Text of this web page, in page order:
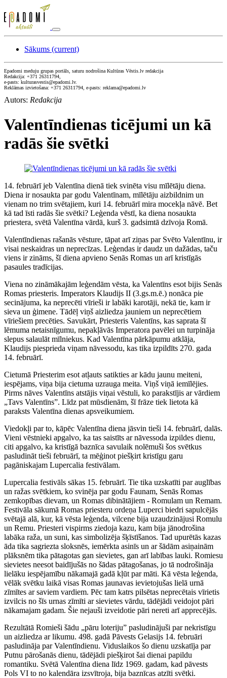
Sākums (current)
Epadomi meduju grupas portāls, saturu nodrošina Kultūras Vēstis.lv redakcija
Redakcija: +371 26311794,
e-pasts: kulturasvestis@epadomi.lv.
Reklāmas izvietošana: +371 26311794, e-pasts: reklama@epadomi.lv
Autors: Redakcija
Valentīndienas ticējumi un kā
radās šie svētki
14. februārī jeb Valentīna dienā tiek svinēta visu mīlētāju diena.
Diena ir nosaukta par godu Valentīnam, mīlētāju aizbildnim un
vienam no trim svētajiem, kuri 14. februārī mira mocekļa nāvē. Bet
kā tad īsti radās šie svētki? Leģenda vēstī, ka diena nosaukta
priestera, svētā Valentīna vārdā, kurš 3. gadsimtā dzīvoja Romā.
Valentīndienas rašanās vēsture, tāpat arī ziņas par Svēto Valentīnu, ir
visai neskaidras un neprecīzas. Leģendas ir daudz un dažādas, taču
viens ir zināms, šī diena apvieno Senās Romas un arī kristīgās
pasaules tradīcijas.
Viena no zināmākajām leģendām vēsta, ka Valentīns esot bijis Senās
Romas priesteris. Imperators Klaudijs II (3.gs.m.ē.) nonāca pie
secinājuma, ka neprecēti vīrieši ir labāki karotāji, nekā tie, kam ir
sieva un ģimene. Tādēļ viņš aizliedza jauniem un neprecētiem
vīriešiem precēties. Savukārt, Priesteris Valentīns, kas saprata šī
lēmuma netaisnīgumu, nepakļāvās Imperatora pavēlei un turpināja
slepus salaulāt mīlniekus. Kad Valentīna pārkāpumu atklāja,
Klaudijs piesprieda viņam nāvessodu, kas tika izpildīts 270. gada
14. februārī.
Cietumā Priesterim esot atļauts satikties ar kādu jaunu meiteni,
iespējams, viņa bija cietuma uzrauga meita. Viņš viņā iemīlējies.
Pirms nāves Valentīns atstājis viņai vēstuli, ko parakstījis ar vārdiem
„Tavs Valentīns”. Līdz pat mūsdienām, šī frāze tiek lietota kā
paraksts Valentīna dienas apsveikumiem.
Viedokļi par to, kāpēc Valentīna diena jāsvin tieši 14. februārī, dalās.
Vieni vēstnieki apgalvo, ka tas saistīts ar nāvessoda izpildes dienu,
citi apgalvo, ka kristīgā baznīca savulaik nolēmuši šos svētkus
pasludināt tieši februārī, ta mēģinot piešķirt kristīgu garu
pagāniskajam Lupercalia festivālam.
Lupercalia festivāls sākas 15. februārī. Tie tika uzskatīti par auglības
un ražas svētkiem, ko svinēja par godu Faunam, Senās Romas
zemkopības dievam, un Romas dibinātājiem - Romulam un Remam.
Festivāla sākumā Romas priesteru ordeņa Luperci biedri sapulcējās
svētajā alā, kur, kā vēsta leģenda, vilcene bija uzaudzinājusi Romulu
un Remu. Priesteri vispirms ziedoja kazu, kam bija jānodrošina
labāka raža, un suni, kas simbolizēja šķīstīšanos. Tad upurētās kazas
āda tika sagriezta sloksnēs, iemērkta asinīs un ar šādām asiņainām
plāksnēm tika pātagotas gan sievietes, gan arī labības lauki. Romiesu
sievietes neesot baidījušās no šādas pātagošanas, jo tā nodrošināja
lielāku iespējamību nākamajā gadā kļūt par māti. Kā vēsta leģenda,
vēlāk svētku laikā visas Romas jaunavas ievietojušas lielā urnā
zīmītes ar saviem vardiem. Pēc tam katrs pilsētas neprecētais vīrietis
izvilcis no šīs urnas zīmīti ar sievietes vārdu, tādējādi veidojot pāri
nākamajam gadam. Šie nejauši izveidotie pāri nereti arī apprecējās.
Rezultātā Romieši šādu „pāru loteriju” pasludinājuši par nekristīgu
un aizliedza ar likumu. 498. gadā Pāvests Gelasijs 14. februāri
pasludināja par Valentīndienu. Viduslaikos šo dienu uzskatīja par
Putnu pārošanās dienu, tādējādi piešķirot šai dienai papildu
romantiku. Svētā Valentīna diena līdz 1969. gadam, kad pāvests
Pols VI to no kalendāra izsvītroja, bija baznīcas atzīti svētki.